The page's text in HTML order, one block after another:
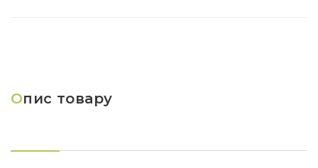
Опис товару